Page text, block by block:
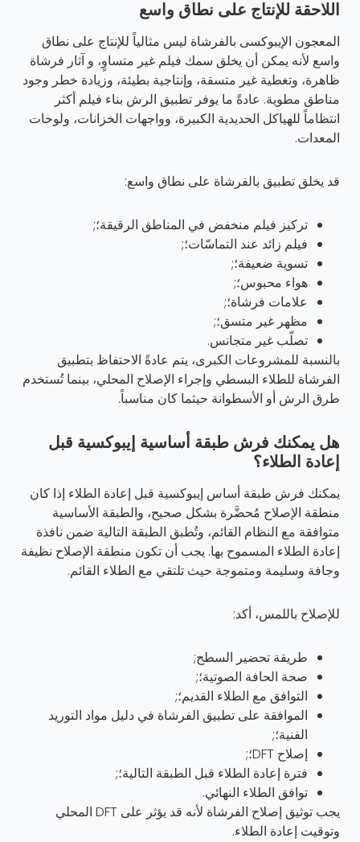
اللاحقة للإنتاج على نطاق واسع
المعجون الإيبوكسى بالفرشاة ليس مثالياً للإنتاج على نطاق
واسع لأنه يمكن أن يخلق سمك فيلم غير متساوٍ، و آثار فرشاة
ظاهرة، وتغطية غير متسقة، وإنتاجية بطيئة، وزيادة خطر وجود
مناطق مطوية. عادةً ما يوفر تطبيق الرش بناء فيلم أكثر
انتظاماً للهياكل الحديدية الكبيرة، وواجهات الخزانات، ولوحات
المعدات.
قد يخلق تطبيق بالفرشاة على نطاق واسع:
تركيز فيلم منخفض في المناطق الرقيقة؛;
فيلم زائد عند التماسّات؛;
تسوية ضعيفة؛;
هواء محبوس؛;
علامات فرشاة؛;
مظهر غير متسق؛;
تصلّب غير متجانس.
بالنسبة للمشروعات الكبرى، يتم عادةً الاحتفاظ بتطبيق
الفرشاة للطلاء البسطي وإجراء الإصلاح المحلي، بينما تُستخدم
طرق الرش أو الأسطوانة حيثما كان مناسباً.
هل يمكنك فرش طبقة أساسية إيبوكسية قبل
إعادة الطلاء؟
يمكنك فرش طبقة أساس إيبوكسية قبل إعادة الطلاء إذا كان
منطقة الإصلاح مُحضَّرة بشكل صحيح، والطبقة الأساسية
متوافقة مع النظام القائم، وتُطبق الطبقة التالية ضمن نافذة
إعادة الطلاء المسموح بها. يجب أن تكون منطقة الإصلاح نظيفة
وجافة وسليمة ومتموجة حيث تلتقي مع الطلاء القائم.
للإصلاح باللمس، أكد:
طريقة تحضير السطح;
صحة الحافة الصوتية؛;
التوافق مع الطلاء القديم؛;
الموافقة على تطبيق الفرشاة في دليل مواد التوريد
الفنية؛;
إصلاح DFT؛;
فترة إعادة الطلاء قبل الطبقة التالية؛;
توافق الطلاء النهائي.
يجب توثيق إصلاح الفرشاة لأنه قد يؤثر على DFT المحلي
وتوقيت إعادة الطلاء.